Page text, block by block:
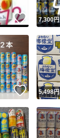
いいね！
7,300円
いいね！
5,498円